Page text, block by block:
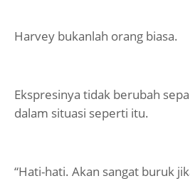
Harvey bukanlah orang biasa.
Ekspresinya tidak berubah
dalam situasi seperti itu.
“Hati-hati. Akan sangat buruk